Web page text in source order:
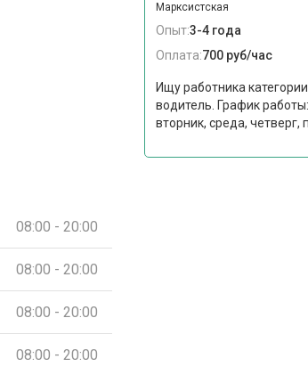
08:00 - 20:00
08:00 - 20:00
08:00 - 20:00
08:00 - 20:00
Марксистская
Опыт:3-4 года
Оплата:700 руб/час
Ищу работника
водитель. График
вторник, среда, четверг,